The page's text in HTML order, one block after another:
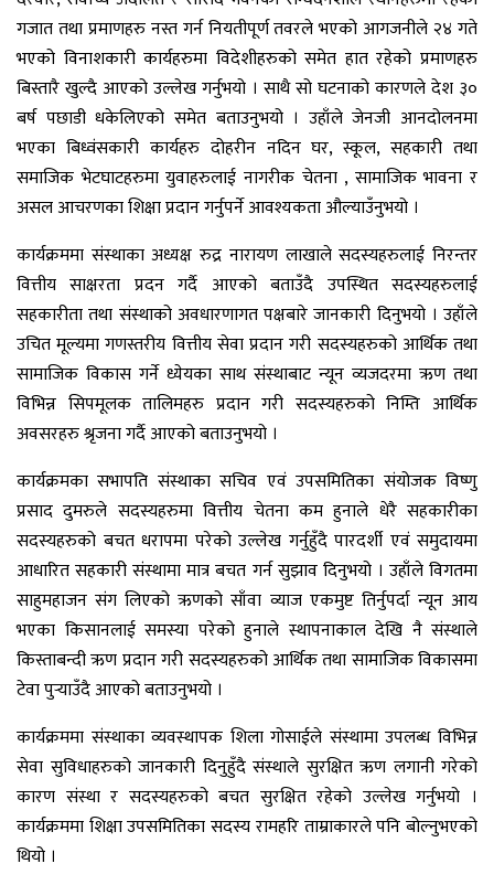
गजात तथा प्रमाणहरु नस्त गर्न नियतीपूर्ण तवरले भएको आगजनीले २४ गते
भएको विनाशकारी कार्यहरुमा विदेशीहरुको समेत हात रहेको प्रमाणहरु
बिस्तारै खुल्दै आएको उल्लेख गर्नुभयो । साथै सो घटनाको कारणले देश ३०
बर्ष पछाडी धकेलिएको समेत बताउनुभयो । उहाँले जेनजी आनदोलनमा
भएका बिध्वंसकारी कार्यहरु दोहरीन नदिन घर, स्कूल, सहकारी तथा
समाजिक भेटघाटहरुमा युवाहरुलाई नागरीक चेतना , सामाजिक भावना र
असल आचरणका शिक्षा प्रदान गर्नुपर्ने आवश्यकता औल्याउँनुभयो ।
कार्यक्रममा संस्थाका अध्यक्ष रुद्र नारायण लाखाले सदस्यहरुलाई निरन्तर
वित्तीय साक्षरता प्रदन गर्दै आएको बताउँदै उपस्थित सदस्यहरुलाई
सहकारीता तथा संस्थाको अवधारणागत पक्षबारे जानकारी दिनुभयो । उहाँले
उचित मूल्यमा गणस्तरीय वित्तीय सेवा प्रदान गरी सदस्यहरुको आर्थिक तथा
सामाजिक विकास गर्ने ध्येयका साथ संस्थाबाट न्यून व्यजदरमा ऋण तथा
विभिन्न सिपमूलक तालिमहरु प्रदान गरी सदस्यहरुको निम्ति आर्थिक
अवसरहरु श्रृजना गर्दै आएको बताउनुभयो ।
कार्यक्रमका सभापति संस्थाका सचिव एवं उपसमितिका संयोजक विष्णु
प्रसाद दुमरुले सदस्यहरुमा वित्तीय चेतना कम हुनाले धेरै सहकारीका
सदस्यहरुको बचत धरापमा परेको उल्लेख गर्नुहुँदै पारदर्शी एवं समुदायमा
आधारित सहकारी संस्थामा मात्र बचत गर्न सुझाव दिनुभयो । उहाँले विगतमा
साहुमहाजन संग लिएको ऋणको साँवा व्याज एकमुष्ट तिर्नुपर्दा न्यून आय
भएका किसानलाई समस्या परेको हुनाले स्थापनाकाल देखि नै संस्थाले
किस्ताबन्दी ऋण प्रदान गरी सदस्यहरुको आर्थिक तथा सामाजिक विकासमा
टेवा पुर्‍याउँदै आएको बताउनुभयो ।
कार्यक्रममा संस्थाका व्यवस्थापक शिला गोसाईले संस्थामा उपलब्ध विभिन्न
सेवा सुविधाहरुको जानकारी दिनुहुँदै संस्थाले सुरक्षित ऋण लगानी गरेको
कारण संस्था र सदस्यहरुको बचत सुरक्षित रहेको उल्लेख गर्नुभयो ।
कार्यक्रममा शिक्षा उपसमितिका सदस्य रामहरि ताम्राकारले पनि बोल्नुभएको
थियो ।